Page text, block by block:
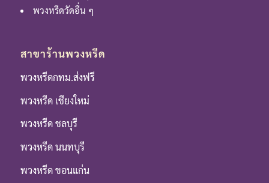
พวงหรีดวัดอื่น ๆ
สาขาร้านพวงหรีด
พวงหรีดกทม.ส่งฟรี
พวงหรีด เชียงใหม่
พวงหรีด ชลบุรี
พวงหรีด นนทบุรี
พวงหรีด ขอนแก่น